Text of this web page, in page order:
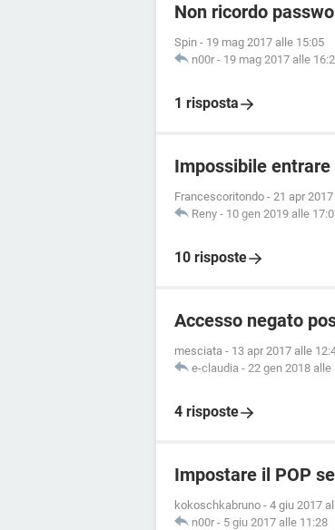
Non ricordo
Spin - 19 mag 2017 alle 15:05
n00r - 19 mag 2017 alle
1 risposta
Impossibile
Francescoritondo - 21 apr
Reny - 10 gen 2019 alle
10 risposte
Accesso negato
mesciata - 13 apr 2017 alle
e-claudia - 22 gen 2018 alle
4 risposte
Impostare il POP
kokoschkabruno - 4 giu 2017
n00r - 5 giu 2017 alle 11:28